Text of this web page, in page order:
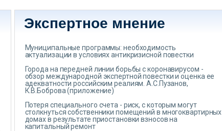
Экспертное мнение
Муниципальные программы: необходимость
актуализации в условиях антикризисной повестки
Города на передней линии борьбы с коронавирусом -
обзор международной экспертной повестки и оценка ее
адекватности российским реалиям. А.С.Пузанов,
К.В.Боброва (приложение)
Потеря специального счета - риск, с которым могут
столкнуться собственники помещений в многоквартирных
домах в результате приостановки взносов на
капитальный ремонт